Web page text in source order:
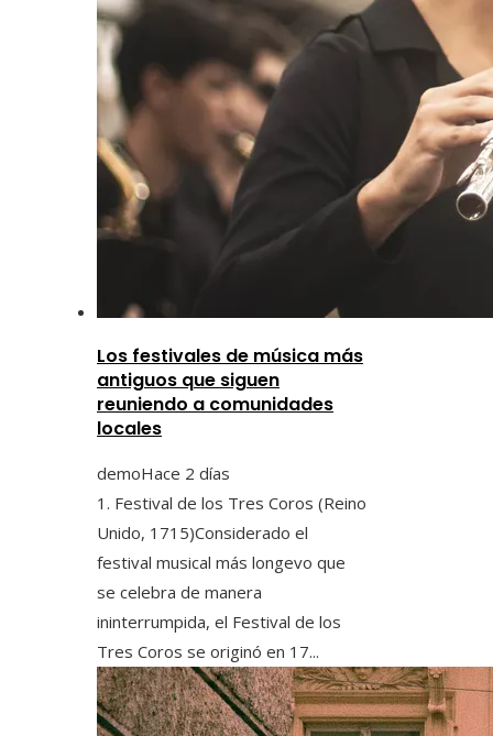
Los festivales de música más
antiguos que siguen
reuniendo a comunidades
locales
demoHace 2 días
1. Festival de los Tres Coros (Reino
Unido, 1715)Considerado el
festival musical más longevo que
se celebra de manera
ininterrumpida, el Festival de los
Tres Coros se originó en 17...